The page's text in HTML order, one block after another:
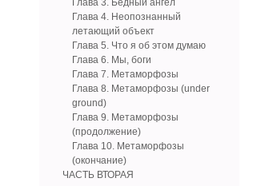
Глава 3. Бедный ангел
Глава 4. Неопознанный
летающий объект
Глава 5. Что я об этом думаю
Глава 6. Мы, боги
Глава 7. Метаморфозы
Глава 8. Метаморфозы (under
ground)
Глава 9. Метаморфозы
(продолжение)
Глава 10. Метаморфозы
(окончание)
ЧАСТЬ ВТОРАЯ